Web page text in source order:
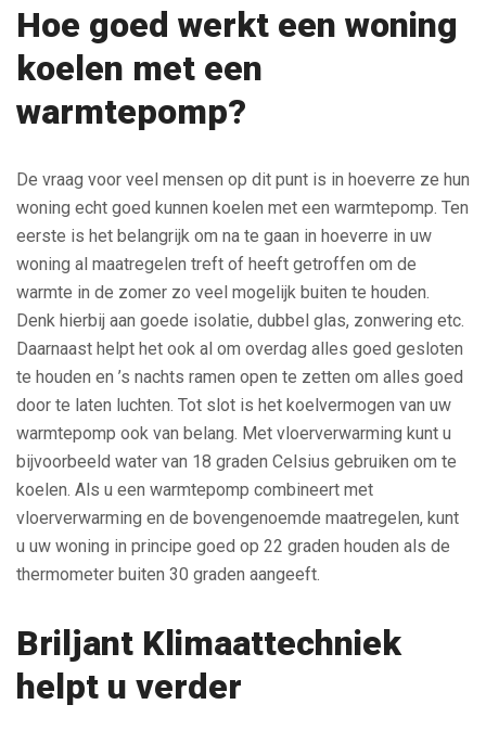
Hoe goed werkt een woning
koelen met een
warmtepomp?
De vraag voor veel mensen op dit punt is in hoeverre ze hun
woning echt goed kunnen koelen met een warmtepomp. Ten
eerste is het belangrijk om na te gaan in hoeverre in uw
woning al maatregelen treft of heeft getroffen om de
warmte in de zomer zo veel mogelijk buiten te houden.
Denk hierbij aan goede isolatie, dubbel glas, zonwering etc.
Daarnaast helpt het ook al om overdag alles goed gesloten
te houden en ’s nachts ramen open te zetten om alles goed
door te laten luchten. Tot slot is het koelvermogen van uw
warmtepomp ook van belang. Met vloerverwarming kunt u
bijvoorbeeld water van 18 graden Celsius gebruiken om te
koelen. Als u een warmtepomp combineert met
vloerverwarming en de bovengenoemde maatregelen, kunt
u uw woning in principe goed op 22 graden houden als de
thermometer buiten 30 graden aangeeft.
Briljant Klimaattechniek
helpt u verder